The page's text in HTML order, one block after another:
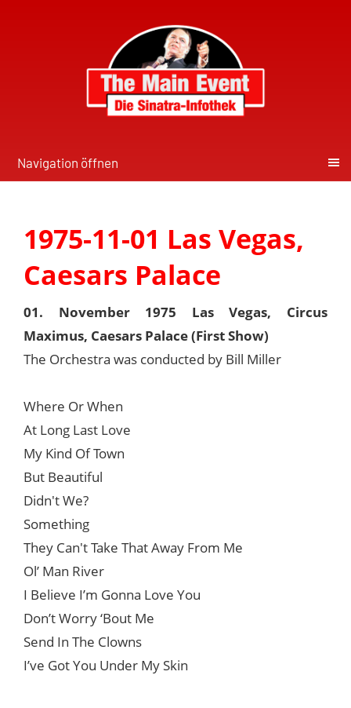
Navigation öffnen
1975-11-01 Las Vegas,
Caesars Palace
01. November 1975 Las Vegas, Circus
Maximus, Caesars Palace (First Show)
The Orchestra was conducted by Bill Miller
Where Or When
At Long Last Love
My Kind Of Town
But Beautiful
Didn't We?
Something
They Can't Take That Away From Me
Ol’ Man River
I Believe I’m Gonna Love You
Don’t Worry ‘Bout Me
Send In The Clowns
I’ve Got You Under My Skin